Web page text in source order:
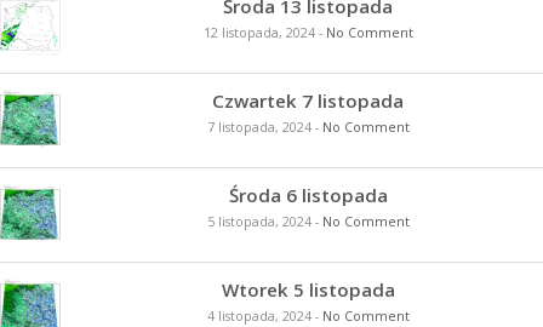
Środa 13 listopada
12 listopada, 2024- No Comment
Czwartek 7 listopada
7 listopada, 2024- No Comment
Środa 6 listopada
5 listopada, 2024- No Comment
Wtorek 5 listopada
4 listopada, 2024- No Comment